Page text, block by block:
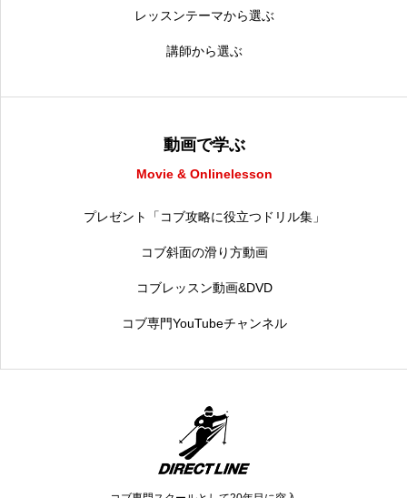
レッスンテーマから選ぶ
講師から選ぶ
動画で学ぶ
Movie & Onlinelesson
プレゼント「コブ攻略に役立つドリル集」
コブ斜面の滑り方動画
コブレッスン動画&DVD
コブ専門YouTubeチャンネル